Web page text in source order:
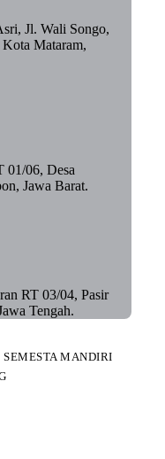
Jl. Wali Songo,
Mataram,
01/06, Desa
Jawa Barat.
RT 03/04, Pasir
Tengah.
MANDIRI